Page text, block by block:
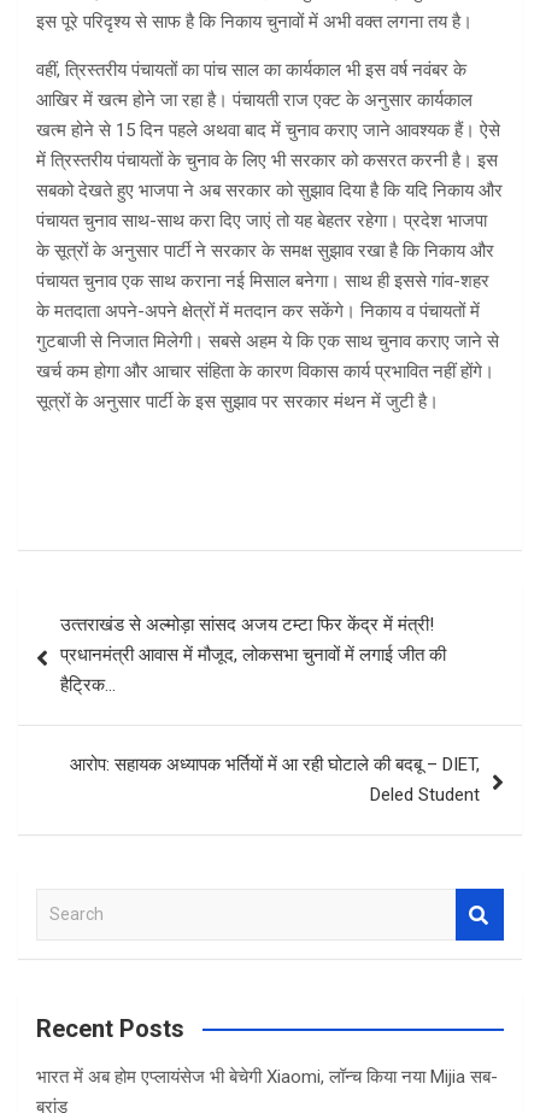
इस पूरे परिदृश्य से साफ है कि निकाय चुनावों में अभी वक्त लगना तय है।
वहीं, त्रिस्तरीय पंचायतों का पांच साल का कार्यकाल भी इस वर्ष नवंबर के
आखिर में खत्म होने जा रहा है। पंचायती राज एक्ट के अनुसार कार्यकाल
खत्म होने से 15 दिन पहले अथवा बाद में चुनाव कराए जाने आवश्यक हैं। ऐसे
में त्रिस्तरीय पंचायतों के चुनाव के लिए भी सरकार को कसरत करनी है। इस
सबको देखते हुए भाजपा ने अब सरकार को सुझाव दिया है कि यदि निकाय और
पंचायत चुनाव साथ-साथ करा दिए जाएं तो यह बेहतर रहेगा। प्रदेश भाजपा
के सूत्रों के अनुसार पार्टी ने सरकार के समक्ष सुझाव रखा है कि निकाय और
पंचायत चुनाव एक साथ कराना नई मिसाल बनेगा। साथ ही इससे गांव-शहर
के मतदाता अपने-अपने क्षेत्रों में मतदान कर सकेंगे। निकाय व पंचायतों में
गुटबाजी से निजात मिलेगी। सबसे अहम ये कि एक साथ चुनाव कराए जाने से
खर्च कम होगा और आचार संहिता के कारण विकास कार्य प्रभावित नहीं होंगे।
सूत्रों के अनुसार पार्टी के इस सुझाव पर सरकार मंथन में जुटी है।
navigation
उत्‍तराखंड से अल्‍मोड़ा सांसद अजय टम्टा फिर केंद्र में मंत्री!
प्रधानमंत्री आवास में मौजूद, लोकसभा चुनावों में लगाई जीत की
हैट्रिक…
आरोप: सहायक अध्यापक भर्तियों में आ रही घोटाले की बदबू – DIET,
Deled Student
a
c
Recent Posts
भारत में अब होम एप्लायंसेज भी बेचेगी Xiaomi, लॉन्च किया नया Mijia सब-
ब्रांड